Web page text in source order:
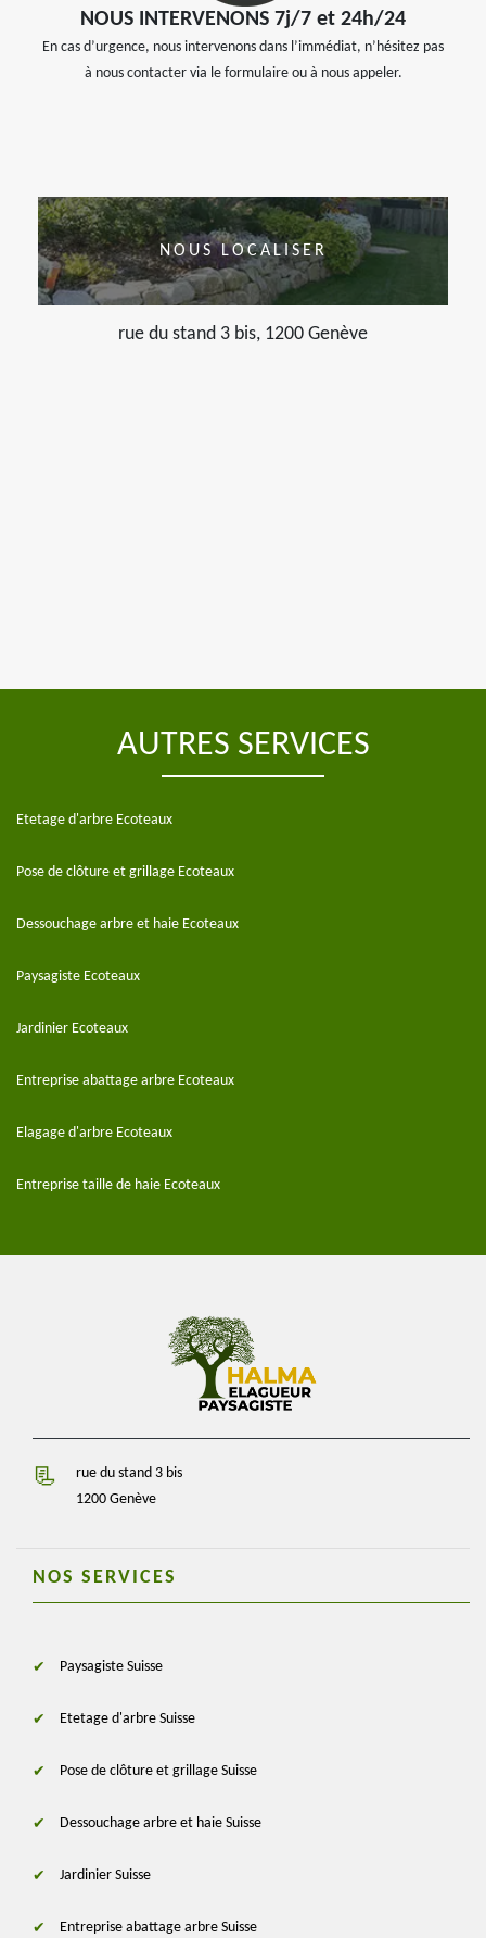
NOUS INTERVENONS 7j/7 et 24h/24
En cas d’urgence, nous intervenons dans l’immédiat, n’hésitez pas
à nous contacter via le formulaire ou à nous appeler.
NOUS LOCALISER
rue du stand 3 bis, 1200 Genève
AUTRES SERVICES
Etetage d'arbre Ecoteaux
Pose de clôture et grillage Ecoteaux
Dessouchage arbre et haie Ecoteaux
Paysagiste Ecoteaux
Jardinier Ecoteaux
Entreprise abattage arbre Ecoteaux
Elagage d'arbre Ecoteaux
Entreprise taille de haie Ecoteaux
rue du stand 3 bis
1200 Genève
NOS SERVICES
Paysagiste Suisse
Etetage d'arbre Suisse
Pose de clôture et grillage Suisse
Dessouchage arbre et haie Suisse
Jardinier Suisse
Entreprise abattage arbre Suisse